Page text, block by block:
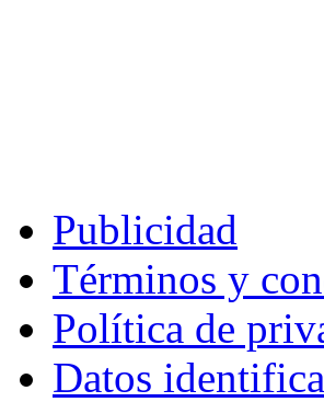
Publicidad
Términos y
Política de
Datos